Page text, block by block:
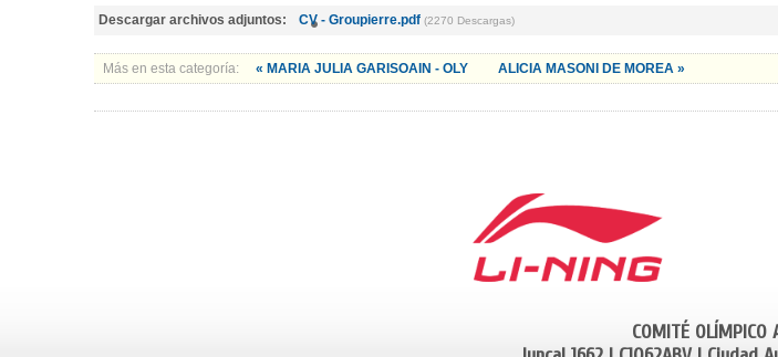
Descargar archivos adjuntos: CV - Groupierre.pdf (2270 Descargas)
Más en esta categoría: « MARIA JULIA GARISOAIN - OLY ALICIA MASONI DE MOREA »
COMITÉ OLÍMPICO